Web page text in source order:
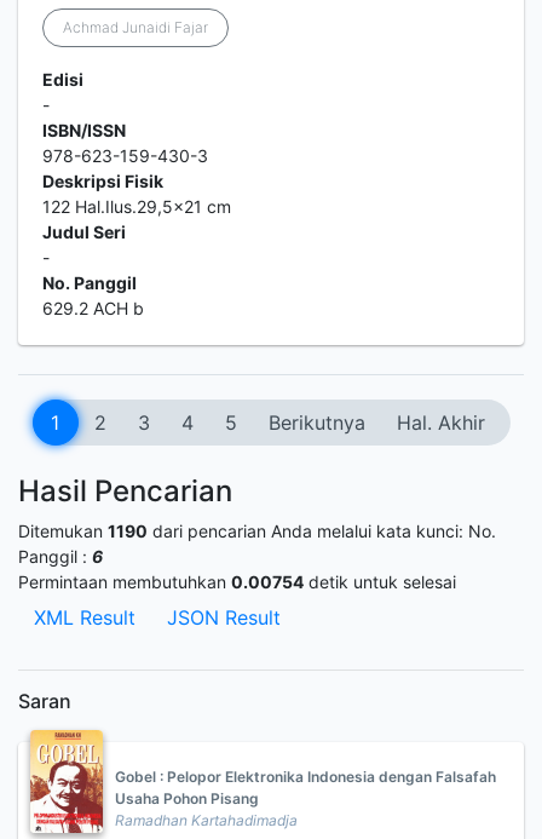
Achmad Junaidi Fajar
Edisi
-
ISBN/ISSN
978-623-159-430-3
Deskripsi Fisik
122 Hal.Ilus.29,5x21 cm
Judul Seri
-
No. Panggil
629.2 ACH b
1 2 3 4 5 Berikutnya Hal. Akhir
Hasil Pencarian
Ditemukan 1190 dari pencarian Anda melalui kata kunci: No.
Panggil : 6
Permintaan membutuhkan 0.00754 detik untuk selesai
XML Result JSON Result
Saran
Gobel : Pelopor Elektronika Indonesia dengan Falsafah
Usaha Pohon Pisang
Ramadhan Kartahadimadja